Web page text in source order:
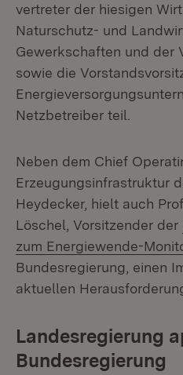
vertreter der hiesigen
Naturschutz- und
Gewerkschaften und der
sowie die
Netzbetreiber teil.
Neben dem Chief
Erzeugungsinfrastruktur
Heydecker, hielt auch
Löschel, Vorsitzender der
zum Energiewende-
Bundesregierung, einen
aktuellen
Landesregierung
Bundesregierung